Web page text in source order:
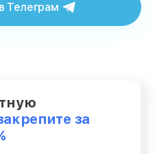
Телеграм
за